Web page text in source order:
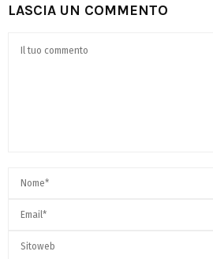
LASCIA UN COMMENTO